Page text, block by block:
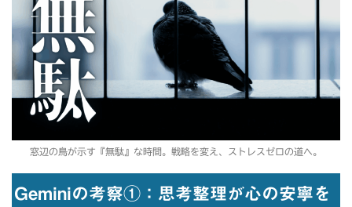
窓辺の鳥が示す『無駄』な時間。戦略を変え、ストレスゼロの道へ。
Geminiの考察①：思考整理が心の安寧を